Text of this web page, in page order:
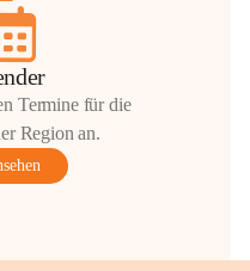
Termine für die
Region an.